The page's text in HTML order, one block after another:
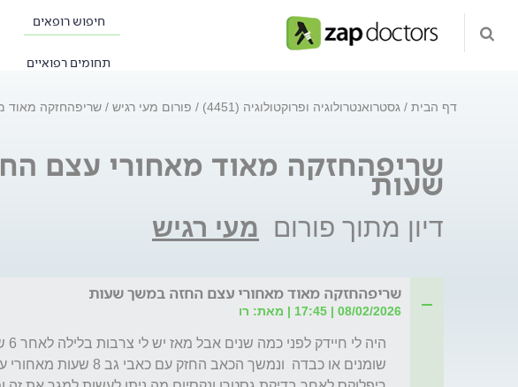
חיפוש רופאים
תחומים רפואיים
דף הבית גסטרואנטרולוגיה ופרוקטולוגיה (4451) פורום מעי רגיש שריפהחזקה מאוד
שריפהחזקה מאוד מאחורי עצם
שעות
דיון מתוך פורום מעי רגיש
שריפהחזקה מאוד מאחורי עצם החזה במשך שעות
08/02/2026 | 17:45 | מאת: רו